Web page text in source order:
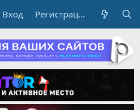
Вход Регистрация